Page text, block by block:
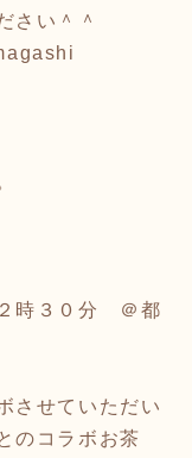
さい＾＾
時３０分 ＠都
させていただい
のコラボお茶